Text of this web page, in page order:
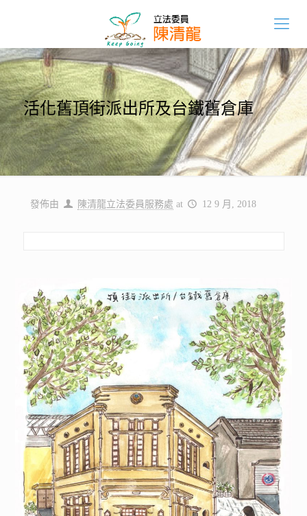
活化舊頂街派出所及台鐵舊倉庫
發佈由 陳清龍立法委員服務處 at 12 9 月, 2018